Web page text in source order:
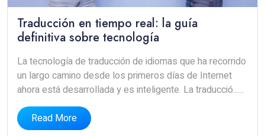
Traducción en tiempo real: la guía
definitiva sobre tecnología
La tecnología de traducción de idiomas que ha recorrido
un largo camino desde los primeros días de Internet
ahora está desarrollada y es inteligente. La traducció......
Read More